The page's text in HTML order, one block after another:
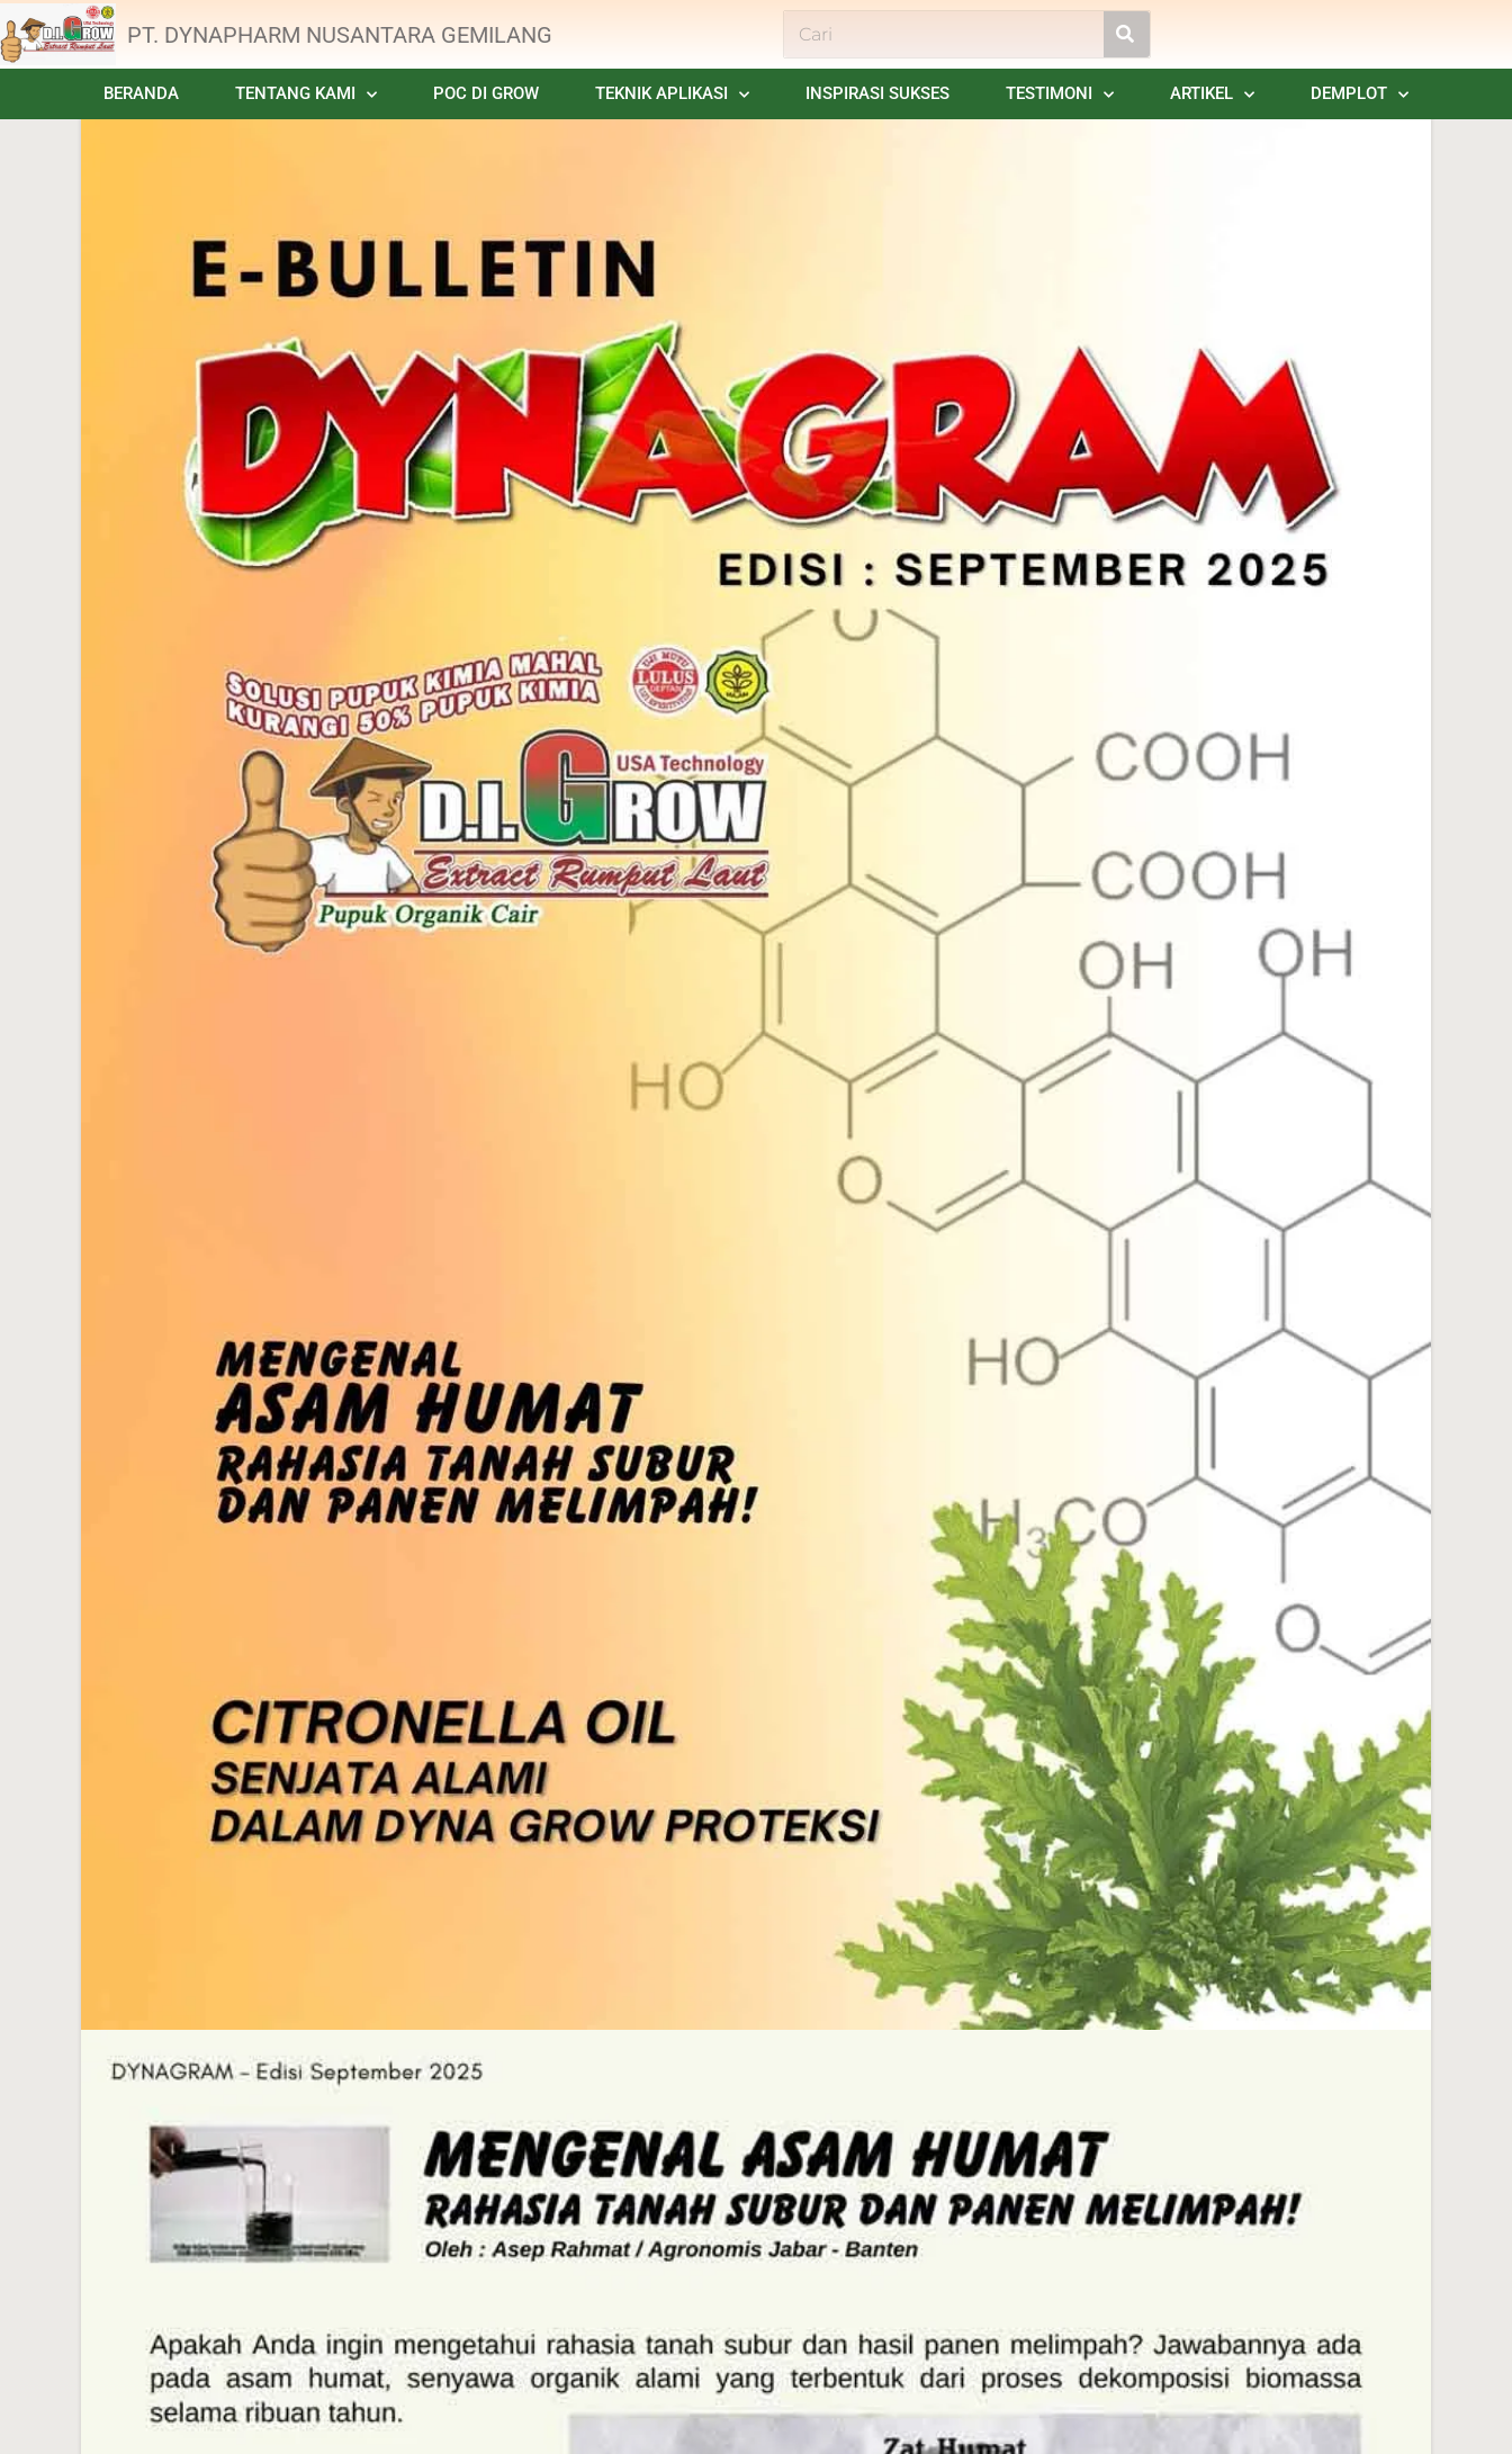
PT. DYNAPHARM NUSANTARA GEMILANG
BERANDA TENTANG KAMI POC DI GROW TEKNIK APLIKASI INSPIRASI SUKSES TESTIMONI ARTIKEL DEMPLOT